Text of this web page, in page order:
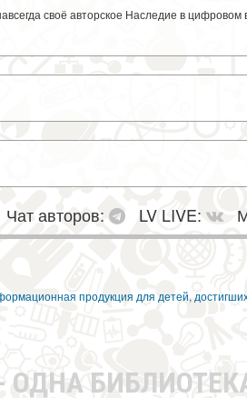
своё авторское Наследие в цифровом
Чат авторов: LV LIVE: